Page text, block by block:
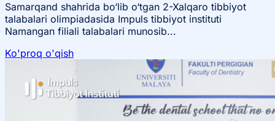
Samarqand shahrida bo‘lib o‘tgan 2-Xalqaro tibbiyot
talabalari olimpiadasida Impuls tibbiyot instituti
Namangan filiali talabalari munosib...
Ko'proq o'qish